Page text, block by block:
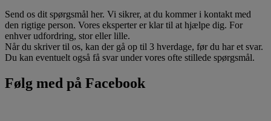
Send os dit spørgsmål her. Vi sikrer, at du kommer i kontakt med
den rigtige person. Vores eksperter er klar til at hjælpe dig. For
enhver udfordring, stor eller lille.
Når du skriver til os, kan der gå op til 3 hverdage, før du har et svar.
Du kan eventuelt også få svar under vores ofte stillede spørgsmål.
Følg med på Facebook